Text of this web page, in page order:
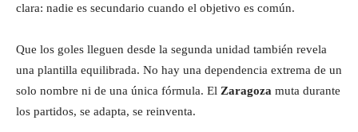
clara: nadie es secundario cuando el objetivo es común.
Que los goles lleguen desde la segunda unidad también revela
una plantilla equilibrada. No hay una dependencia extrema de un
solo nombre ni de una única fórmula. El Zaragoza muta durante
los partidos, se adapta, se reinventa.